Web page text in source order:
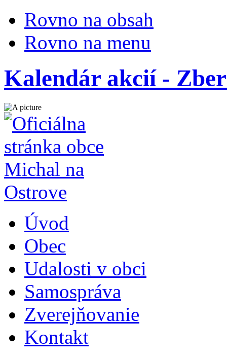
Rovno na obsah
Rovno na menu
Kalendár akcií -
Úvod
Obec
Udalosti v obci
Samospráva
Zverejňovanie
Kontakt